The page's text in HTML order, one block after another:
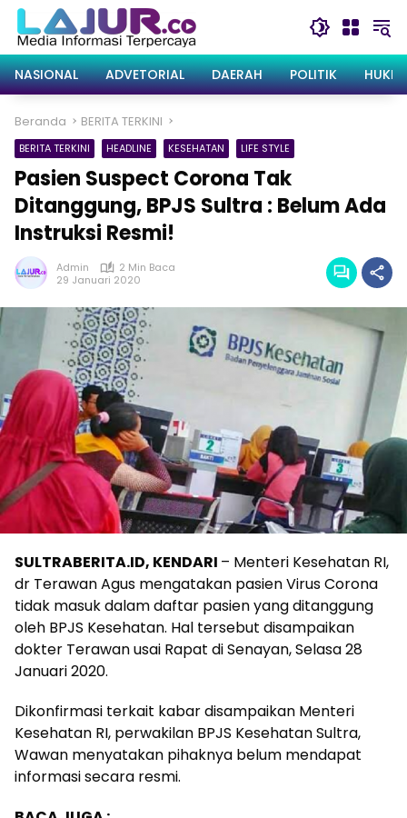
Langsung
konten
NASIONAL
ADVETORIAL DAERAH POLITIK
Beranda BERITA TERKINI
BERITA TERKINI HEADLINE KESEHATAN LIFE STYLE
Pasien Suspect Corona Tak
Ditanggung, BPJS Sultra : Belum Ada
Instruksi Resmi!
Admin
2 Min Baca
29 Januari 2020
SULTRABERITA.ID, KENDARI – Menteri Kesehatan RI,
dr Terawan Agus mengatakan pasien Virus Corona
tidak masuk dalam daftar pasien yang ditanggung
oleh BPJS Kesehatan. Hal tersebut disampaikan
dokter Terawan usai Rapat di Senayan, Selasa 28
Januari 2020.
Dikonfirmasi terkait kabar disampaikan Menteri
Kesehatan RI, perwakilan BPJS Kesehatan Sultra,
Wawan menyatakan pihaknya belum mendapat
informasi secara resmi.